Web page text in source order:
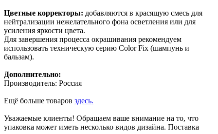
Цветные корректоры: добавляются в красящую смесь для
нейтрализации нежелательного фона осветления или для
усиления яркости цвета.
Для завершения процесса окрашивания рекомендуем
использовать техническую серию Color Fix (шампунь и
бальзам).
Дополнительно:
Производитель: Россия
Ещё больше товаров здесь.
Уважаемые клиенты! Обращаем ваше внимание на то, что
упаковка может иметь несколько видов дизайна. Поставка